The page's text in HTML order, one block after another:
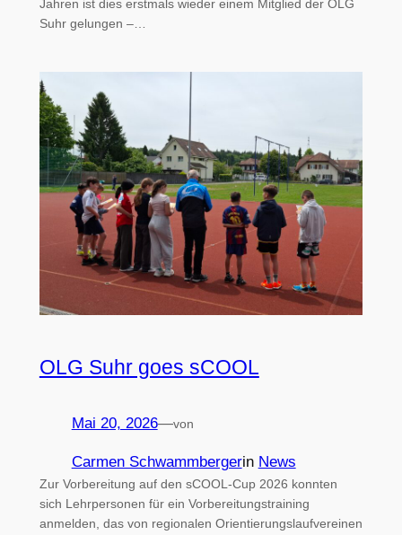
Jahren ist dies erstmals wieder einem Mitglied der OLG
Suhr gelungen –…
OLG Suhr goes sCOOL
Mai 20, 2026—von
Carmen Schwammbergerin News
Zur Vorbereitung auf den sCOOL-Cup 2026 konnten
sich Lehrpersonen für ein Vorbereitungstraining
anmelden, das von regionalen Orientierungslaufvereinen